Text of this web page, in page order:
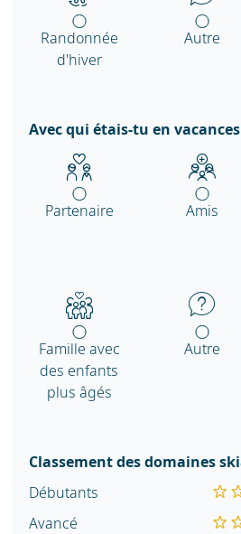
Randonnée
d'hiver
Autre
Avec qui étais-tu en
Partenaire Amis
Famille avec
des enfants
plus âgés
Autre
Classement des domaines
Débutants
Avancé